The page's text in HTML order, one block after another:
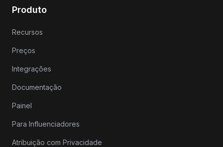
Produto
Recursos
Preços
Integrações
Documentação
Painel
Para Influenciadores
Atribuição com Privacidade